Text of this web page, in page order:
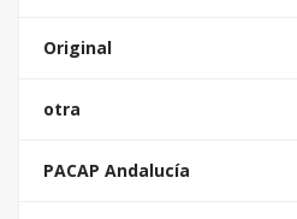
Original
otra
PACAP Andalucía